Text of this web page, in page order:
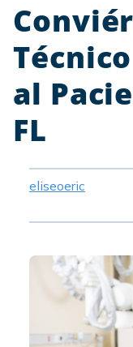
al
FL
eliseoeric